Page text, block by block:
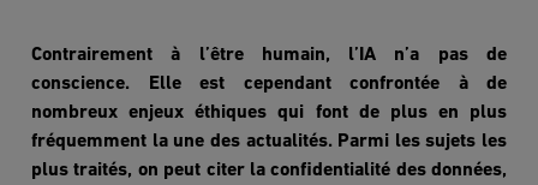
Contrairement à l’être humain, l’IA n’a pas de
conscience. Elle est cependant confrontée à de
nombreux enjeux éthiques qui font de plus en plus
fréquemment la une des actualités. Parmi les sujets les
plus traités, on peut citer la confidentialité des données,